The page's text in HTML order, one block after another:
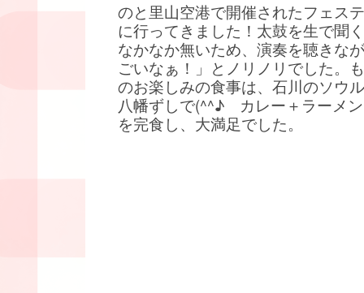
のと里山空港で開催されたフェス
に行ってきました！太鼓を生で聞
なかなか無いため、演奏を聴きな
ごいなぁ！」とノリノリでした。
のお楽しみの食事は、石川のソウ
八幡ずしで(^^♪ カレー＋ラーメ
を完食し、大満足でした。